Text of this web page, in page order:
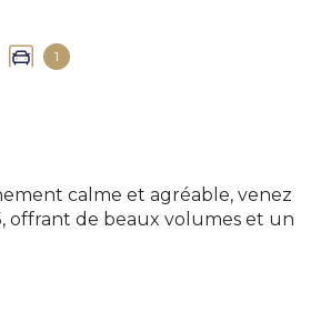
1
calme et agréable, venez
offrant de beaux volumes et un